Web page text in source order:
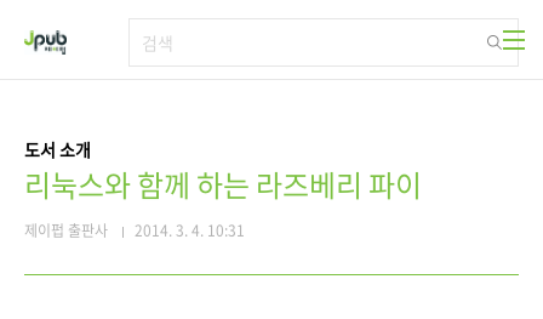
도서 소개
리눅스와 함께 하는 라즈베리 파이
제이펍 출판사 2014. 3. 4. 10:31